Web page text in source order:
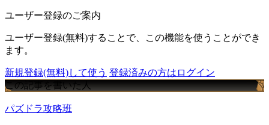
ユーザー登録のご案内
ユーザー登録(無料)することで、この機能を使うことができ
ます。
新規登録(無料)して使う 登録済みの方はログイン
この記事を書いた人
パズドラ攻略班